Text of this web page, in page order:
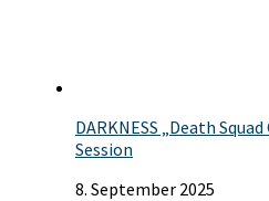
DARKNESS „Death
Session
8. September 2025